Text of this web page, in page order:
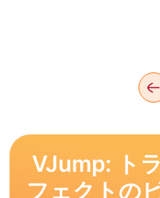
VJump: ト
フェクトの